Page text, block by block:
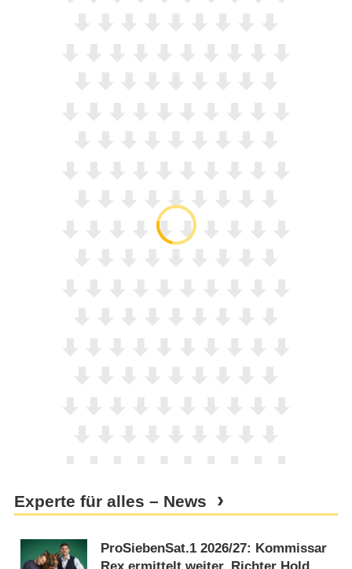
Experte für alles – News
ProSiebenSat.1 2026/​27: Kommissar